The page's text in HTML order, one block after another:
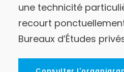
une technicité
recourt
Bureaux d’Études